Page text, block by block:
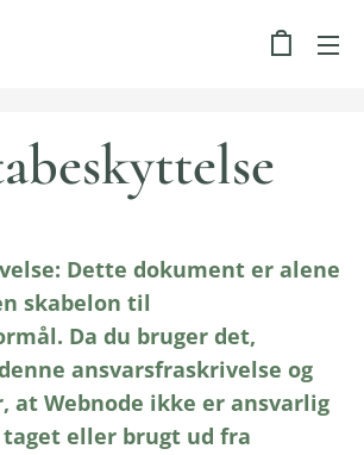
Dette dokument er alene
skabelon til
Da du bruger det,
ansvarsfraskrivelse og
at Webnode ikke er ansvarlig
eller brugt ud fra